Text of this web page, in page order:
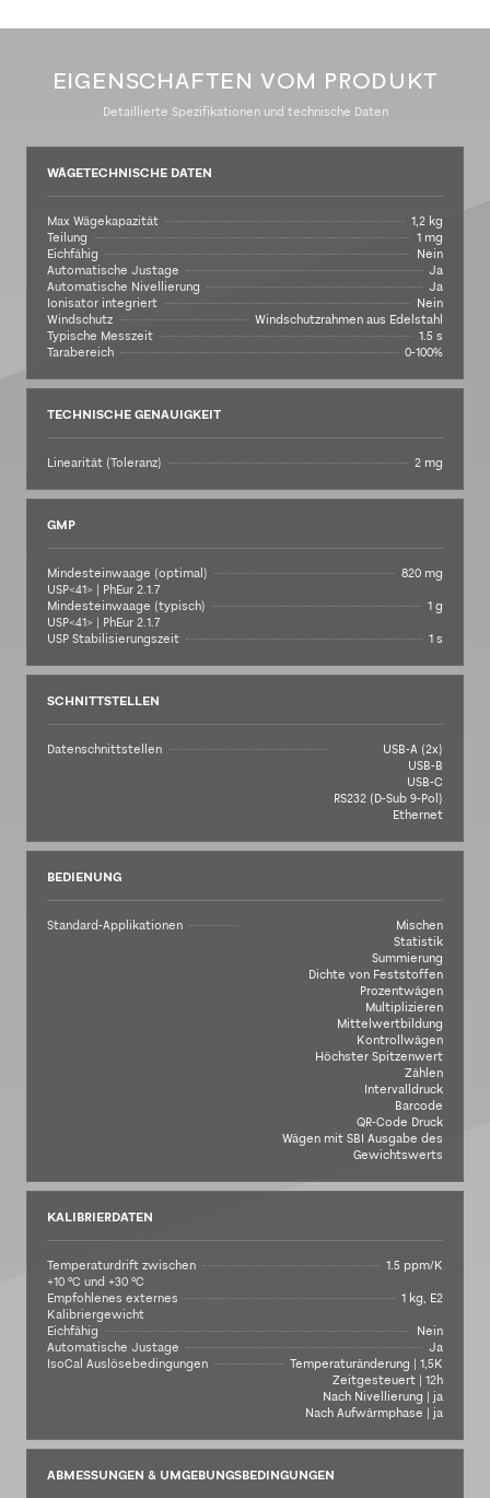
EIGENSCHAFTEN VOM PRODUKT
Detaillierte Spezifikationen und technische Daten
WÄGETECHNISCHE DATEN
Max Wägekapazität
1,2 kg
Teilung
1 mg
Eichfähig
Nein
Automatische Justage
Ja
Automatische Nivellierung
Ja
Ionisator integriert
Nein
Windschutz
Windschutzrahmen aus Edelstahl
Typische Messzeit
1.5 s
Tarabereich
0-100%
TECHNISCHE GENAUIGKEIT
Linearität (Toleranz) 2 mg
GMP
Mindesteinwaage (optimal)
USP<41> | PhEur 2.1.7
820 mg
Mindesteinwaage (typisch)
USP<41> | PhEur 2.1.7
1 g
USP Stabilisierungszeit
1 s
SCHNITTSTELLEN
Datenschnittstellen
USB-A (2x)
USB-B
USB-C
RS232 (D-Sub 9-Pol)
Ethernet
BEDIENUNG
Standard-Applikationen
Mischen
Statistik
Summierung
Dichte von Feststoffen
Prozentwägen
Multiplizieren
Mittelwertbildung
Kontrollwägen
Höchster Spitzenwert
Zählen
Intervalldruck
Barcode
QR-Code Druck
Wägen mit SBI Ausgabe des
Gewichtswerts
KALIBRIERDATEN
Temperaturdrift zwischen
+10 °C und +30 °C
1.5 ppm/K
Empfohlenes externes
Kalibriergewicht
1 kg, E2
Eichfähig
Nein
Automatische Justage
Ja
IsoCal Auslösebedingungen
Temperaturänderung | 1,5K
Zeitgesteuert | 12h
Nach Nivellierung | ja
Nach Aufwärmphase | ja
ABMESSUNGEN & UMGEBUNGSBEDINGUNGEN